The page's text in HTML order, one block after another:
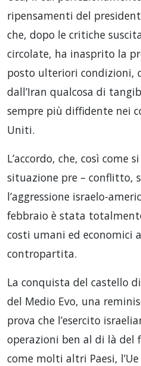
ripensamenti del
che, dopo le critiche
circolate, ha inasprito la
posto ulteriori condizioni,
dall’Iran qualcosa di
sempre più diffidente nei
Uniti.
L’accordo, che, così come
situazione pre – conflitto,
l’aggressione israelo-
febbraio è stata
costi umani ed economici
contropartita.
La conquista del castello
del Medio Evo, una
prova che l’esercito
operazioni ben al di là del
come molti altri Paesi,